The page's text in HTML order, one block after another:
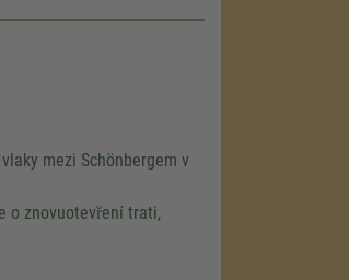
mezi Schönbergem v
o znovuotevření trati,